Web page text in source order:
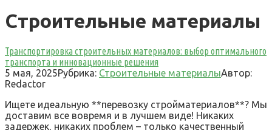
Строительные материалы
Транспортировка строительных материалов: выбор оптимального
транспорта и инновационные решения
5 мая, 2025Рубрика: Строительные материалыАвтор:
Redactor
Ищете идеальную **перевозку стройматериалов**? Мы
доставим все вовремя и в лучшем виде! Никаких
задержек, никаких проблем – только качественный